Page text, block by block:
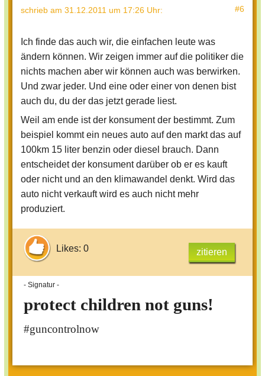
schrieb am 31.12.2011 um 17:26 Uhr: #6
Ich finde das auch wir, die einfachen leute was
ändern können. Wir zeigen immer auf die politiker die
nichts machen aber wir können auch was berwirken.
Und zwar jeder. Und eine oder einer von denen bist
auch du, du der das jetzt gerade liest.
Weil am ende ist der konsument der bestimmt. Zum
beispiel kommt ein neues auto auf den markt das auf
100km 15 liter benzin oder diesel brauch. Dann
entscheidet der konsument darüber ob er es kauft
oder nicht und an den klimawandel denkt. Wird das
auto nicht verkauft wird es auch nicht mehr
produziert.
Likes: 0 zitieren
- Signatur -
protect children not guns!
#guncontrolnow